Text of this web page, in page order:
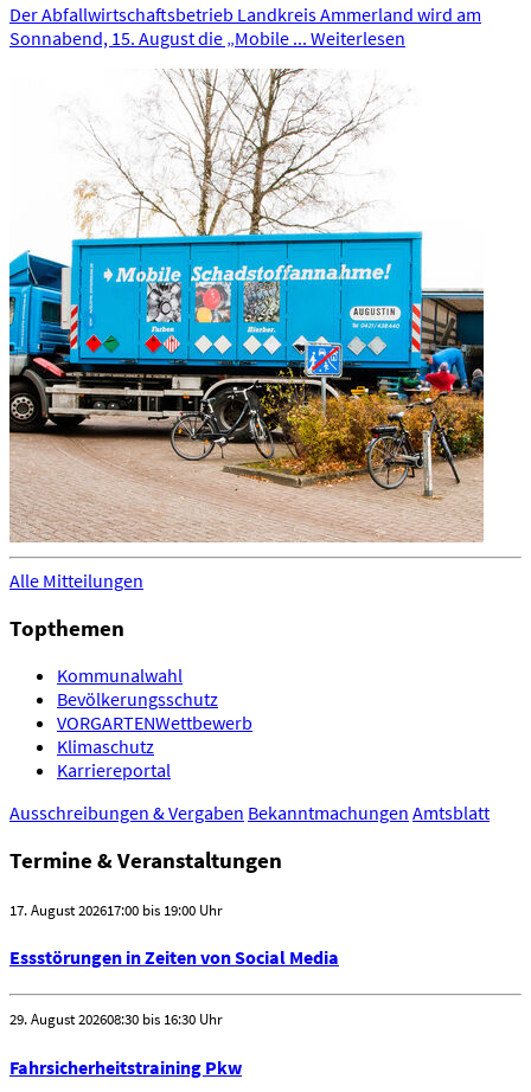
Der Abfallwirtschaftsbetrieb Landkreis Ammerland wird am
Sonnabend, 15. August die „Mobile ... Weiterlesen
Alle Mitteilungen
Topthemen
Kommunalwahl
Bevölkerungsschutz
VORGARTENWettbewerb
Klimaschutz
Karriereportal
Ausschreibungen & Vergaben Bekanntmachungen Amtsblatt
Termine & Veranstaltungen
17. August 202617:00 bis 19:00 Uhr
Essstörungen in Zeiten von Social Media
29. August 202608:30 bis 16:30 Uhr
Fahrsicherheitstraining Pkw